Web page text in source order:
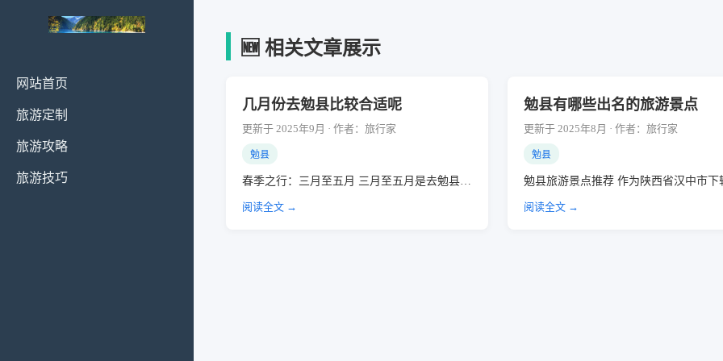
网站首页
旅游定制
旅游攻略
旅游技巧
🆕 相关文章展示
几月份去勉县比较合适呢
更新于 2025年9月 · 作者：旅行家
勉县
春季之行：三月至五月 三月至五月是去勉县…
阅读全文 →
勉县有哪些出名的旅游景点
更新于 2025年8月 · 作者：旅行家
勉县
勉县旅游景点推荐 作为陕西省汉中市
阅读全文 →